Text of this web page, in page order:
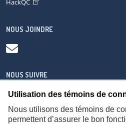
Utilisation des témoins de
Nous utilisons des témoins de
permettent d’assurer le bon
HackQC
NOUS JOINDRE
NOUS SUIVRE